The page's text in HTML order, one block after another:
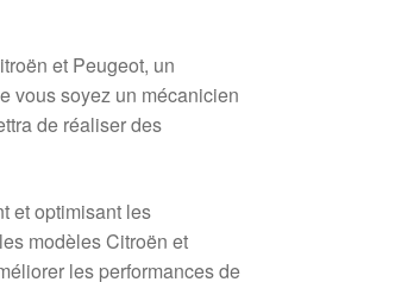
et Peugeot, un
vous soyez un mécanicien
de réaliser des
et optimisant les
modèles Citroën et
les performances de